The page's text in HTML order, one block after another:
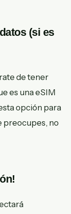
(si es
de tener
es una eSIM
opción para
preocupes, no